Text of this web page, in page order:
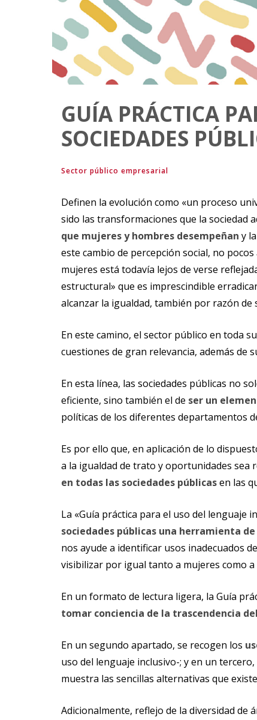
GUÍA PRÁCTICA
SOCIEDADES
Sector público empresarial
Definen la evolución como «un proceso
sido las transformaciones que la sociedad
que mujeres y hombres desempeñan y
este cambio de percepción social, no
mujeres está todavía lejos de verse
estructural» que es imprescindible
alcanzar la igualdad, también por razón
En este camino, el sector público en toda
cuestiones de gran relevancia, además de
En esta línea, las sociedades públicas no
eficiente, sino también el de ser un
políticas de los diferentes departamentos
Es por ello que, en aplicación de lo
a la igualdad de trato y oportunidades sea
en todas las sociedades públicasen las
La «Guía práctica para el uso del lenguaje
sociedades públicas una herramienta
nos ayude a identificar usos inadecuados
visibilizar por igual tanto a mujeres como a
En un formato de lectura ligera, la Guía
tomar conciencia de la trascendencia
En un segundo apartado, se recogen los
uso del lenguaje inclusivo-; y en un
muestra las sencillas alternativas que
Adicionalmente, reflejo de la diversidad de